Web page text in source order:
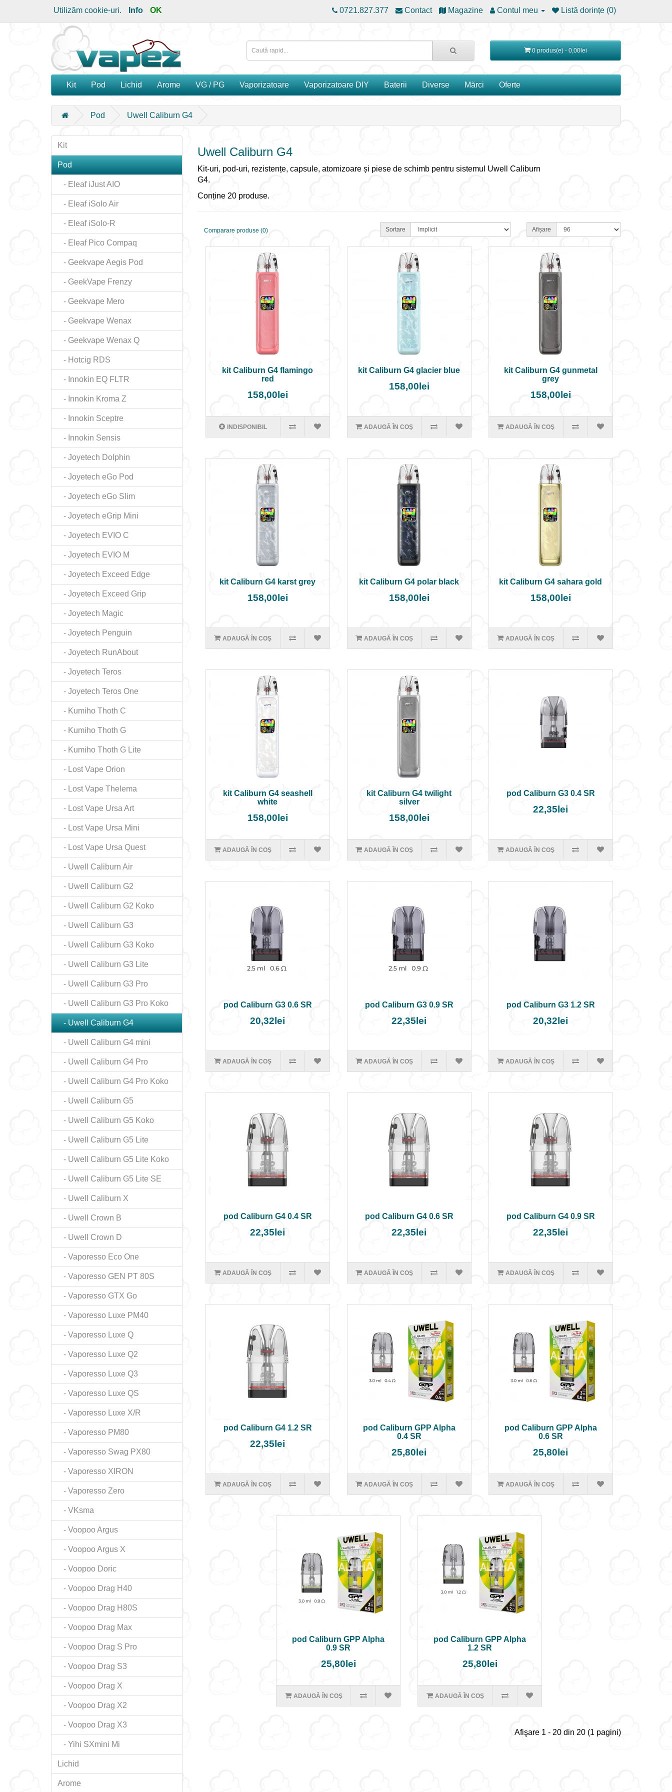
Utilizăm cookie-uri. Info OK 0721.827.377 Contact Magazine Contul meu Listă dorințe (0)
0 produs(e) - 0,00lei
Kit Pod Lichid Arome VG / PG Vaporizatoare Vaporizatoare DIY Baterii Diverse Mărci Oferte
Pod Uwell Caliburn G4
Kit
Pod
- Eleaf iJust AIO
- Eleaf iSolo Air
- Eleaf iSolo-R
- Eleaf Pico Compaq
- Geekvape Aegis Pod
- GeekVape Frenzy
- Geekvape Mero
- Geekvape Wenax
- Geekvape Wenax Q
- Hotcig RDS
- Innokin EQ FLTR
- Innokin Kroma Z
- Innokin Sceptre
- Innokin Sensis
- Joyetech Dolphin
- Joyetech eGo Pod
- Joyetech eGo Slim
- Joyetech eGrip Mini
- Joyetech EVIO C
- Joyetech EVIO M
- Joyetech Exceed Edge
- Joyetech Exceed Grip
- Joyetech Magic
- Joyetech Penguin
- Joyetech RunAbout
- Joyetech Teros
- Joyetech Teros One
- Kumiho Thoth C
- Kumiho Thoth G
- Kumiho Thoth G Lite
- Lost Vape Orion
- Lost Vape Thelema
- Lost Vape Ursa Art
- Lost Vape Ursa Mini
- Lost Vape Ursa Quest
- Uwell Caliburn Air
- Uwell Caliburn G2
- Uwell Caliburn G2 Koko
- Uwell Caliburn G3
- Uwell Caliburn G3 Koko
- Uwell Caliburn G3 Lite
- Uwell Caliburn G3 Pro
- Uwell Caliburn G3 Pro Koko
- Uwell Caliburn G4
- Uwell Caliburn G4 mini
- Uwell Caliburn G4 Pro
- Uwell Caliburn G4 Pro Koko
- Uwell Caliburn G5
- Uwell Caliburn G5 Koko
- Uwell Caliburn G5 Lite
- Uwell Caliburn G5 Lite Koko
- Uwell Caliburn G5 Lite SE
- Uwell Caliburn X
- Uwell Crown B
- Uwell Crown D
- Vaporesso Eco One
- Vaporesso GEN PT 80S
- Vaporesso GTX Go
- Vaporesso Luxe PM40
- Vaporesso Luxe Q
- Vaporesso Luxe Q2
- Vaporesso Luxe Q3
- Vaporesso Luxe QS
- Vaporesso Luxe X/R
- Vaporesso PM80
- Vaporesso Swag PX80
- Vaporesso XIRON
- Vaporesso Zero
- VKsma
- Voopoo Argus
- Voopoo Argus X
- Voopoo Doric
- Voopoo Drag H40
- Voopoo Drag H80S
- Voopoo Drag Max
- Voopoo Drag S Pro
- Voopoo Drag S3
- Voopoo Drag X
- Voopoo Drag X2
- Voopoo Drag X3
- Yihi SXmini Mi
Lichid
Arome
Uwell Caliburn G4
Kit-uri, pod-uri, rezistențe, capsule, atomizoare și piese de schimb pentru sistemul Uwell Caliburn
G4.
Conține 20 produse.
Comparare produse (0) Sortare Afișare
kit Caliburn G4 flamingo
red
158,00lei
INDISPONIBIL
kit Caliburn G4 glacier blue
158,00lei
ADAUGĂ ÎN COŞ
kit Caliburn G4 gunmetal
grey
158,00lei
ADAUGĂ ÎN COŞ
kit Caliburn G4 karst grey
158,00lei
ADAUGĂ ÎN COŞ
kit Caliburn G4 polar black
158,00lei
ADAUGĂ ÎN COŞ
kit Caliburn G4 sahara gold
158,00lei
ADAUGĂ ÎN COŞ
kit Caliburn G4 seashell
white
158,00lei
ADAUGĂ ÎN COŞ
kit Caliburn G4 twilight
silver
158,00lei
ADAUGĂ ÎN COŞ
pod Caliburn G3 0.4 SR
22,35lei
ADAUGĂ ÎN COŞ
pod Caliburn G3 0.6 SR
20,32lei
ADAUGĂ ÎN COŞ
pod Caliburn G3 0.9 SR
22,35lei
ADAUGĂ ÎN COŞ
pod Caliburn G3 1.2 SR
20,32lei
ADAUGĂ ÎN COŞ
pod Caliburn G4 0.4 SR
22,35lei
ADAUGĂ ÎN COŞ
pod Caliburn G4 0.6 SR
22,35lei
ADAUGĂ ÎN COŞ
pod Caliburn G4 0.9 SR
22,35lei
ADAUGĂ ÎN COŞ
pod Caliburn G4 1.2 SR
22,35lei
ADAUGĂ ÎN COŞ
pod Caliburn GPP Alpha
0.4 SR
25,80lei
ADAUGĂ ÎN COŞ
pod Caliburn GPP Alpha
0.6 SR
25,80lei
ADAUGĂ ÎN COŞ
pod Caliburn GPP Alpha
0.9 SR
25,80lei
ADAUGĂ ÎN COŞ
pod Caliburn GPP Alpha
1.2 SR
25,80lei
ADAUGĂ ÎN COŞ
Afişare 1 - 20 din 20 (1 pagini)